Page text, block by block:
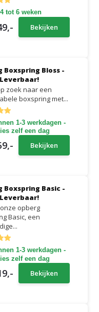
tot 6 weken
Bekijken
Boxspring Bloss -
zoek naar een
boxspring met...
1-3 werkdagen -
zelf een dag
Bekijken
Boxspring Basic -
opberg
Basic, een
1-3 werkdagen -
zelf een dag
Bekijken